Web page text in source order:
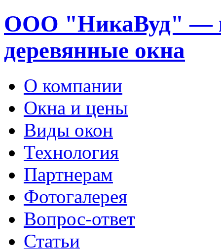
ООО "НикаВуд" —
деревянные окна
О компании
Окна и цены
Виды окон
Технология
Партнерам
Фотогалерея
Вопрос-ответ
Статьи